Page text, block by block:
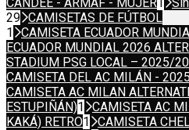
CANDEE - ARMAF - MUJER1
29 CAMISETAS DE FÚTBOL
1
CAMISETA ECUADOR
ECUADOR MUNDIAL 2026
STADIUM PSG LOCAL – 2025/
CAMISETA DEL AC MILÁN -
CAMISETA AC MILAN
ESTUPIÑÁN)1
CAMISETA AC
KAKÁ) RETRO1
CAMISETA